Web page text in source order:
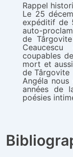
Rappel
Le 25
expéditif de
auto-
de
coupables
mort et
de Târgovite
Angéla
années de
poésies